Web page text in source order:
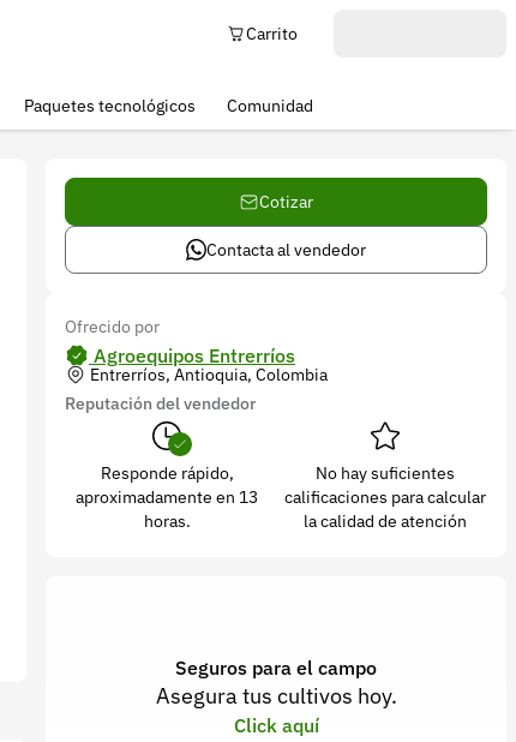
Carrito
Paquetes tecnológicos Comunidad
Cotizar
Contacta al vendedor
Ofrecido por
Agroequipos Entrerríos
Entrerríos, Antioquia, Colombia
Reputación del vendedor
Responde rápido,
aproximadamente en 13
horas.
No hay suficientes
calificaciones para calcular
la calidad de atención
Seguros para el campo
Asegura tus cultivos hoy.
Click aquí